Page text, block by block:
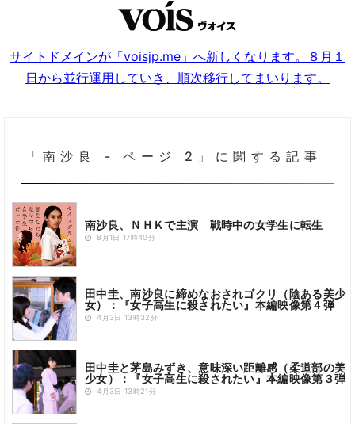
サイトドメインが「voisjp.me」へ新しくなります。８月１
日から並行運用していき、順次移行してまいります。
「南沙良 - ページ 2」に関する記事
南沙良、ＮＨＫで主演 戦時中の女学生に転生
8月1日 17時40分
田中圭、南沙良に締めなおされゴクリ（陰ある美少
女）：『女子高生に殺されたい』本編映像第４弾
4月3日 13時32分
田中圭と茅島みずき、意味深い距離感（柔道部の美
少女）：『女子高生に殺されたい』本編映像第３弾
4月3日 13時21分